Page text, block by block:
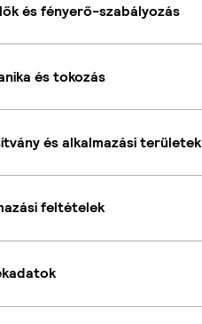
és fényerő-szabályozás
és tokozás
és alkalmazási területek
feltételek